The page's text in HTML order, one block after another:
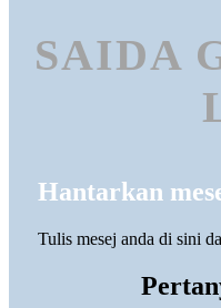
SAIDA
Hantarkan
Tulis mesej anda di sini